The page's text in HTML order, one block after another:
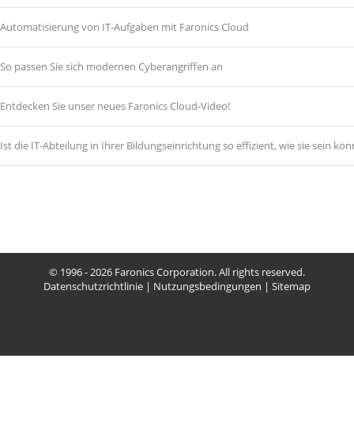
Automatisierung von IT-Aufgaben mit Faronics Cloud
So passen Sie sich modernen Cyberangriffen an
Entdecken Sie unser neues Faronics Cloud-Video!
Ist die IT-Abteilung in Ihrer Bildungseinrichtung so effizient, wie sie sein
© 1996 - 2026 Faronics Corporation. All rights reserved.
Datenschutzrichtlinie | Nutzungsbedingungen | Sitemap